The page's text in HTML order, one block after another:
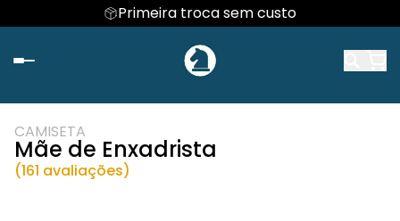
Primeira troca sem custo
CAMISETA
Mãe de Enxadrista
(161 avaliações)